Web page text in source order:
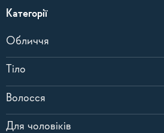
Категорії
Обличчя
Тіло
Волосся
Для чоловіків